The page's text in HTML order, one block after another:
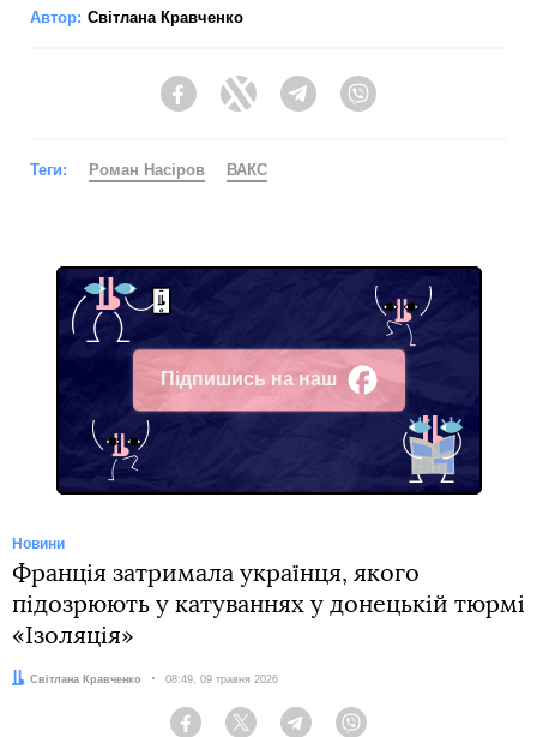
Автор: Світлана Кравченко
FacebookTwitter Telegram
Теги: Роман Насіров ВАКС
Підпишись на наш
Facebook
Новини
Франція затримала українця, якого
підозрюють у катуваннях у донецькій тюрмі
«Ізоляція»
Автор:
Світлана Кравченко Дата:
08:49, 09 травня 2026
Facebook Twitter Telegram